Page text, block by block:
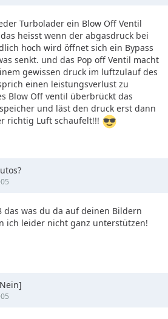
Turbolader ein Blow Off Ventil
heisst wenn der abgasdruck bei
hoch wird öffnet sich ein Bypass
senkt. und das Pop off Ventil macht
gewissen druck im luftzulauf des
einen leistungsverlust zu
Blow Off ventil überbrückt das
und läst den druck erst dann
richtig Luft schaufelt!!!
das was du da auf deinen Bildern
ich leider nicht ganz unterstützen!